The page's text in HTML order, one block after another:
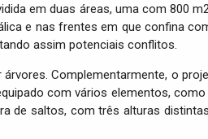
em duas áreas, uma com 800
e nas frentes em que confina
assim potenciais conflitos.
Complementarmente, o
com vários elementos,
de saltos, com três alturas